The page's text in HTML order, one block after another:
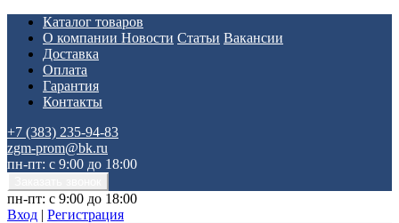
Каталог товаров
О компании Новости Статьи Вакансии
Доставка
Оплата
Гарантия
Контакты
+7 (383) 235-94-83
zgm-prom@bk.ru
пн-пт: с 9:00 до 18:00
пн-пт: с 9:00 до 18:00
Вход | Регистрация